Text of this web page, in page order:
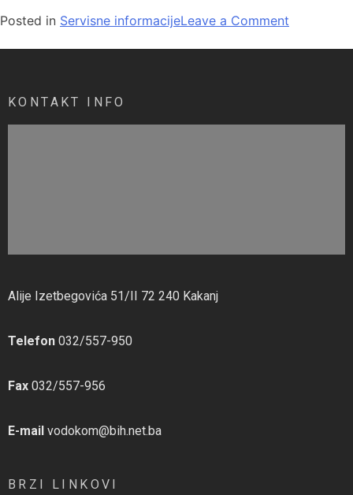
Posted in Servisne informacijeLeave a Comment
KONTAKT INFO
Alije Izetbegovića 51/II 72 240 Kakanj
Telefon 032/557-950
Fax 032/557-956
E-mail vodokom@bih.net.ba
BRZI LINKOVI